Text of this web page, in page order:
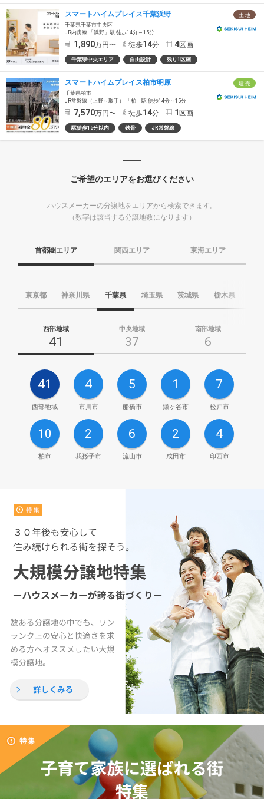
土 地
スマートハイムプレイス千葉浜野
千葉県千葉市中央区
JR内房線 「浜野」駅 徒歩14分～15分
1,890万円〜 徒歩14分 4区画
千葉県中央エリア 自由設計 残り1区画
建 売
スマートハイムプレイス柏市明原
千葉県柏市
JR常磐線（上野～取手） 「柏」駅 徒歩14分～15分
7,570万円〜 徒歩14分 1 区画
駅徒歩15分以内 鉄骨 JR常磐線
ご希望のエリアをお選びください
ハウスメーカーの分譲地をエリアから検索できます。
（数字は該当する分譲地数になります）
首都圏エリア 関西エリア 東海エリア
東京都 神奈川県 千葉県 埼玉県 茨城県 栃木県
西部地域
41
中央地域
37
南部地域
6
41
西部地域
4
市川市
5
船橋市
1
鎌ヶ谷市
7
松戸市
10
柏市
2
我孫子市
6
流山市
2
成田市
4
印西市